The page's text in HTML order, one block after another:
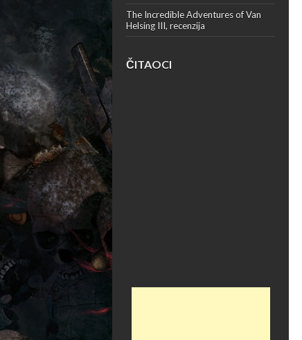
The Incredible Adventures of Van
Helsing III, recenzija
ČITAOCI